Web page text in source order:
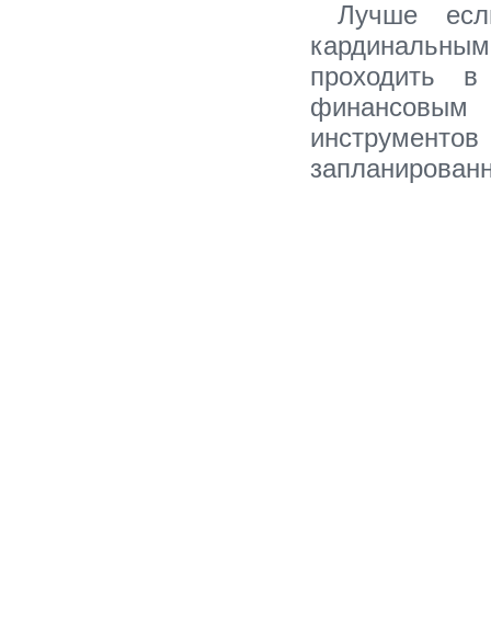
Лучше
проходить